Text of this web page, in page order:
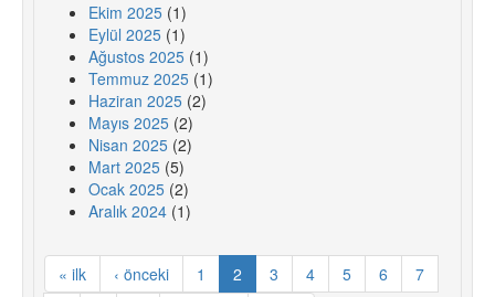
Ekim 2025 (1)
Eylül 2025 (1)
Ağustos 2025 (1)
Temmuz 2025 (1)
Haziran 2025 (2)
Mayıs 2025 (2)
Nisan 2025 (2)
Mart 2025 (5)
Ocak 2025 (2)
Aralık 2024 (1)
« ilk ‹ önceki 1 2 3 4 5 6
7